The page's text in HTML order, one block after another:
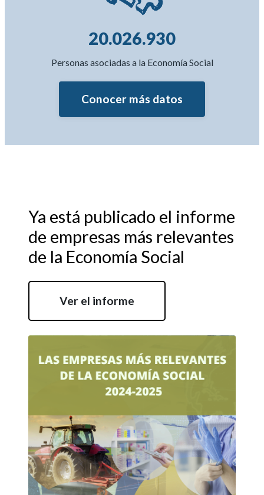
20.026.930
Personas asociadas a la Economía Social
Conocer más datos
Ya está publicado el informe
de empresas más relevantes
de la Economía Social
Ver el informe